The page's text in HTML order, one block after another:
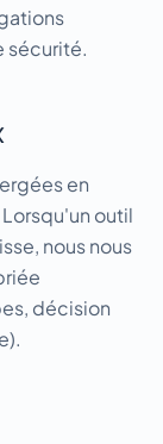
sécurité.
en
outil
nous nous
décision